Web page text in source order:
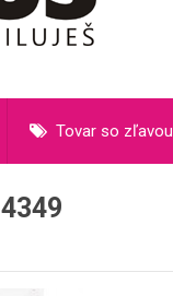
Tovar so zľavou